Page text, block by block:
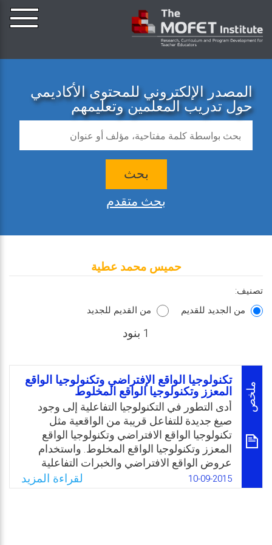
المصدر الإلكتروني للمحتوى الأكاديمي
حول تدريب المعلمين وتعليمهم
بحث
بحث متقدم
حميس محمد عطية
تصنيف:
من الجديد للقديم
من القديم للجديد
1 بنود
ملخص
تكنولوجيا الواقع الإفتراضي وتكنولوجيا الواقع
المعزز وتكنولوجيا الواقع المخلوط
أدى التطور في التكنولوجيا التفاعلية إلى وجود
صيغ جديدة للتفاعل قريبة من الواقعية مثل
تكنولوجيا الواقع الافتراضي وتكنولوجيا الواقع
المعزز وتكنولوجيا الواقع المخلوط. واستخدام
عروض الواقع الافتراضي والخبرات التفاعلية
المولدة بالكمبيوتر،يسمح للمستخدم بعمل جولة
افتراضية في بيئة افتراضية قريبة من الواقع،وهذا
10-09-2015 لقراءة المزيد